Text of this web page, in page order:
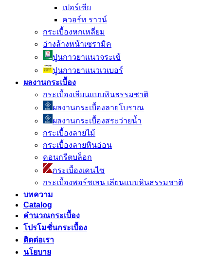
เปอร์เซีย
ควอร์ท ราวน์
กระเบื้องหกเหลี่ยม
อ่างล้างหน้าเซรามิค
ปูนกาวยาเเนวจระเข้
ปูนกาวยาเเนวเวเบอร์
ผลงานกระเบื้อง
กระเบื้องเลียนแบบหินธรรมชาติ
ผลงานกระเบื้องลายโบราณ
ผลงานกระเบื้องสระว่ายนํ้า
กระเบื้องลายไม้
กระเบื้องลายหินอ่อน
คอนกรีตบล็อก
กระเบื้องเคนไซ
กระเบื้องพอร์ชเลน เลียนเเบบหินธรรมชาติ
บทความ
Catalog
คำนวณกระเบื้อง
โปรโมชั่นกระเบื้อง
ติดต่อเรา
นโยบาย